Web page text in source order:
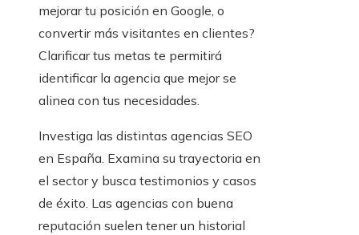
mejorar tu posición en Google, o
convertir más visitantes en clientes?
Clarificar tus metas te permitirá
identificar la agencia que mejor se
alinea con tus necesidades.
Investiga las distintas agencias SEO
en España. Examina su trayectoria en
el sector y busca testimonios y casos
de éxito. Las agencias con buena
reputación suelen tener un historial